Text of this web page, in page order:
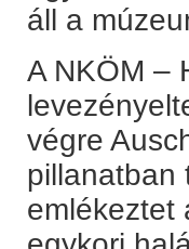
áll a
A NKÖM –
végre
pillanatban
emlékeztet